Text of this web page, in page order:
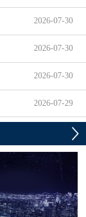
2026-07-30
2026-07-30
2026-07-30
2026-07-29